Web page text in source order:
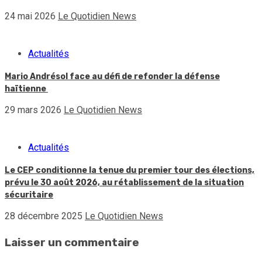
24 mai 2026 Le Quotidien News
Actualités
Mario Andrésol face au défi de refonder la défense
haïtienne
29 mars 2026 Le Quotidien News
Actualités
Le CEP conditionne la tenue du premier tour des élections,
prévu le 30 août 2026, au rétablissement de la situation
sécuritaire
28 décembre 2025 Le Quotidien News
Laisser un commentaire